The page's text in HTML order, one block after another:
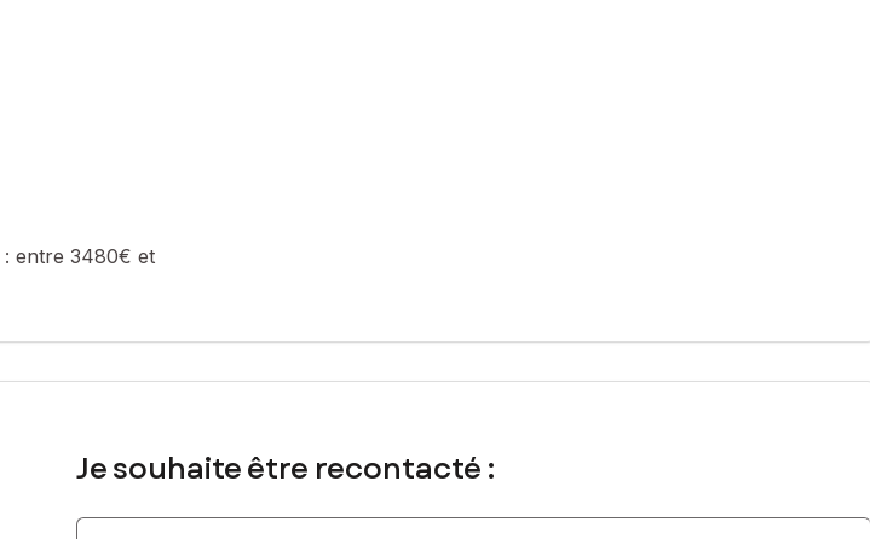
Géorisques : www.georisques.gouv.fr
entre 3480€ et
Je souhaite être recontacté :
Indiquez votre nom